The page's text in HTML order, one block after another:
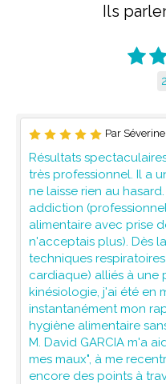
Ils
Par Séverine
Résultats
très professionnel. Il a
ne laisse rien au
addiction
alimentaire avec prise
n'acceptais plus). Dès
techniques
cardiaque) alliés à une
kinésiologie, j'ai été en
instantanément mon
hygiène alimentaire
M. David GARCIA m'a
mes maux", à me
encore des points à